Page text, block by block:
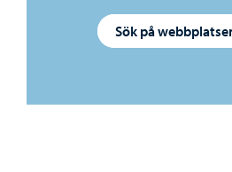
Sök efter: